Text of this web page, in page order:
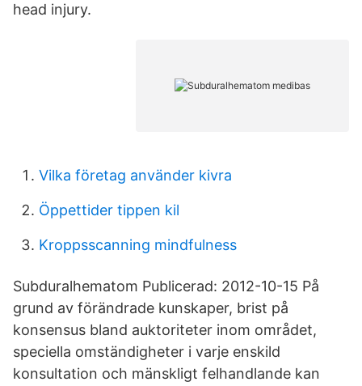
head injury.
Vilka företag använder kivra
Öppettider tippen kil
Kroppsscanning mindfulness
Subduralhematom Publicerad: 2012-10-15 På
grund av förändrade kunskaper, brist på
konsensus bland auktoriteter inom området,
speciella omständigheter i varje enskild
konsultation och mänskligt felhandlande kan